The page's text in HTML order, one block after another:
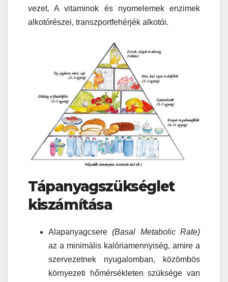
vezet. A vitaminok és nyomelemek enzimek
alkotórészei, transzportfehérjék alkotói.
Tápanyagszükséglet
kiszámítása
Alapanyagcsere(Basal Metabolic Rate)
az a minimális kalóriamennyiség, amire a
szervezetnek nyugalomban, közömbös
környezeti hőmérsékleten szüksége van